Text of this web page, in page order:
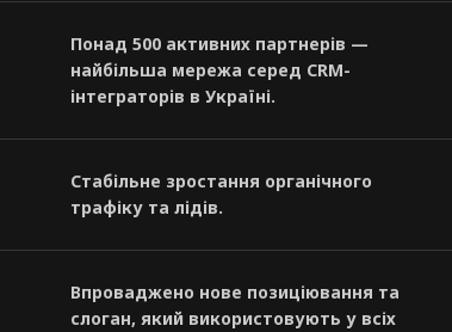
Понад 500 активних партнерів —
найбільша мережа серед CRM-
інтеграторів в Україні.
Стабільне зростання органічного
трафіку та лідів.
Впроваджено нове позиціювання та
слоган, який використовують у всіх